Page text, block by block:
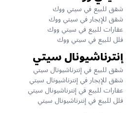
شقق للبيع في سيتي ووك
شقق للإيجار في سيتي ووك
عقارات للبيع في سيتي ووك
فلل للبيع في سيتي ووك
إنترناشيونال سيتي
شقق للبيع في إنترناشيونال سيتي
شقق للإيجار في إنترناشيونال سيتي
عقارات للبيع في إنترناشيونال سيتي
فلل للبيع في إنترناشيونال سيتي